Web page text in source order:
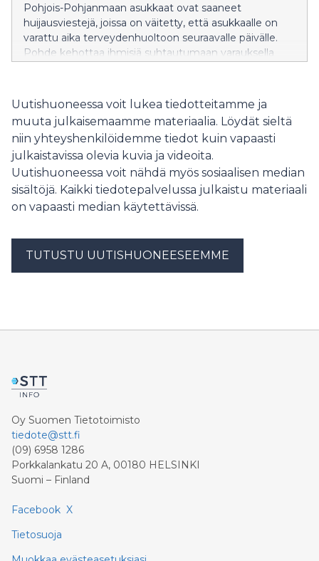
Pohjois-Pohjanmaan asukkaat ovat saaneet
huijausviestejä, joissa on väitetty, että asukkaalle on
varattu aika terveydenhuoltoon seuraavalle päivälle.
Pohde kehottaa ihmisiä suhtautumaan varauksella
Uutishuoneessa voit lukea tiedotteitamme ja
muuta julkaisemaamme materiaalia. Löydät sieltä
niin yhteyshenkilöidemme tiedot kuin vapaasti
julkaistavissa olevia kuvia ja videoita.
Uutishuoneessa voit nähdä myös sosiaalisen median
sisältöjä. Kaikki tiedotepalvelussa julkaistu materiaali
on vapaasti median käytettävissä.
TUTUSTU UUTISHUONEESEEMME
Oy Suomen Tietotoimisto
tiedote@stt.fi
(09) 6958 1286
Porkkalankatu 20 A, 00180 HELSINKI
Suomi – Finland
Facebook X
Tietosuoja